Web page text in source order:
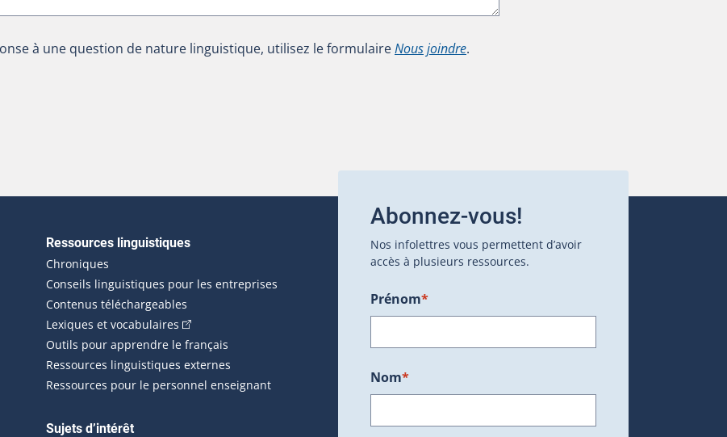
à une question de nature linguistique, utilisez le formulaireNous joindre.
externe s'ouvrira dans une nouvelle fenêtre.)
Ressources linguistiques
Chroniques
Conseils linguistiques pour les entreprises
Contenus téléchargeables
Lexiques et vocabulaires (Cet hyperlien externe s'ouvrira dans une nouvelle fenêtre.)
Outils pour apprendre le français
Ressources linguistiques externes
Ressources pour le personnel enseignant
Sujets d’intérêt
Abonnez-vous!
Nos infolettres vous permettent d’avoir
accès à plusieurs ressources.
Prénom*
Nom*